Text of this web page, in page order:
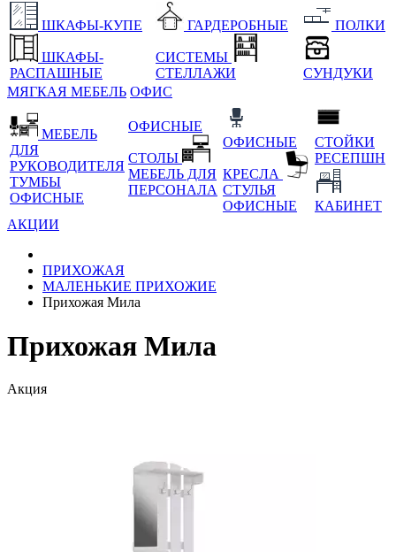
ШКАФЫ-КУПЕ
ШКАФЫ-
РАСПАШНЫЕ
ГАРДЕРОБНЫЕ
СИСТЕМЫ
СТЕЛЛАЖИ
ПОЛКИ
СУНДУКИ
МЯГКАЯ МЕБЕЛЬ ОФИС
МЕБЕЛЬ
ДЛЯ
РУКОВОДИТЕЛЯ
ТУМБЫ
ОФИСНЫЕ
ОФИСНЫЕ
СТОЛЫ
МЕБЕЛЬ ДЛЯ
ПЕРСОНАЛА
ОФИСНЫЕ
КРЕСЛА
СТУЛЬЯ
ОФИСНЫЕ
СТОЙКИ
РЕСЕПШН
КАБИНЕТ
АКЦИИ
ПРИХОЖАЯ
МАЛЕНЬКИЕ ПРИХОЖИЕ
Прихожая Мила
Прихожая Мила
Акция